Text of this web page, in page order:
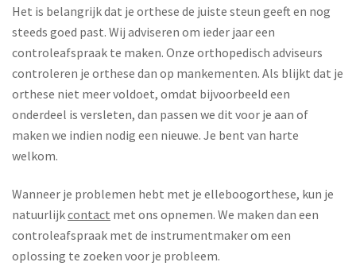
Het is belangrijk dat je orthese de juiste steun geeft en nog
steeds goed past. Wij adviseren om ieder jaar een
controleafspraak te maken. Onze orthopedisch adviseurs
controleren je orthese dan op mankementen. Als blijkt dat je
orthese niet meer voldoet, omdat bijvoorbeeld een
onderdeel is versleten, dan passen we dit voor je aan of
maken we indien nodig een nieuwe. Je bent van harte
welkom.
Wanneer je problemen hebt met je elleboogorthese, kun je
natuurlijkcontact met ons opnemen. We maken dan een
controleafspraak met de instrumentmaker om een
oplossing te zoeken voor je probleem.